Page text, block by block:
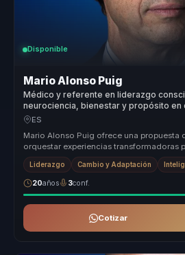
Disponible
Mario Alonso Puig
Médico y referente en liderazgo
neurociencia, bienestar y propósito en
líderes y equipos.
ES
Mario Alonso Puig ofrece una propuesta
orquestar experiencias transformadoras
responsables d...
Liderazgo Cambio y Adaptación
20años 3conf.
Cotizar